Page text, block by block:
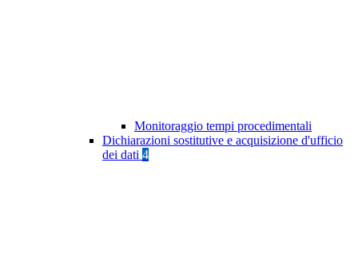
Monitoraggio tempi procedimentali
Dichiarazioni sostitutive e acquisizione d'ufficio
dei dati 4